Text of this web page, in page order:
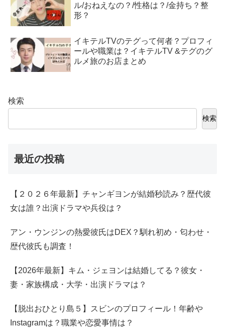
ル/おねえなの？/性格は？/金持ち？整
形？
イキテルTVのテグって何者？プロフィ
ールや職業は？イキテルTV &テグのグ
ルメ旅のお店まとめ
検索
検索
最近の投稿
【２０２６年最新】チャンギヨンが結婚秒読み？歴代彼
女は誰？出演ドラマや兵役は？
アン・ウンジンの熱愛彼氏はDEX？馴れ初め・匂わせ・
歴代彼氏も調査！
【2026年最新】キム・ジェヨンは結婚してる？彼女・
妻・家族構成・大学・出演ドラマは？
【脱出おひとり島５】スビンのプロフィール！年齢や
Instagramは？職業や恋愛事情は？